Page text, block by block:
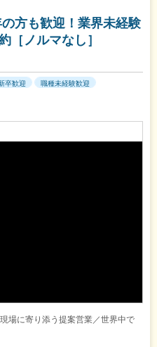
の方も歓迎！業界未経験
［ノルマなし］
卒歓迎
職種未経験歓迎
場に寄り添う提案営業／世界中で